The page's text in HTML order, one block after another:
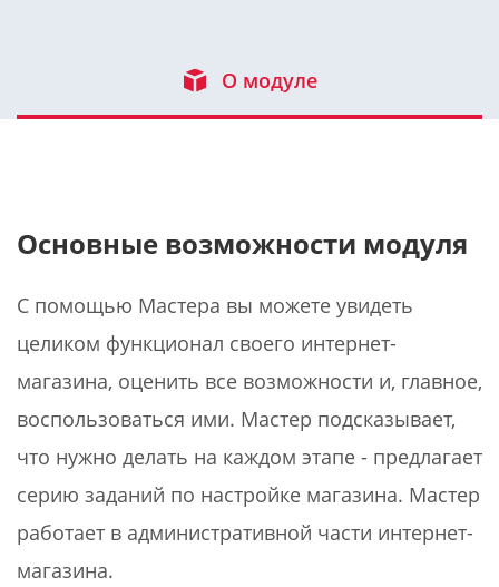
О модуле
Основные возможности модуля
С помощью Мастера вы можете увидеть
целиком функционал своего интернет-
магазина, оценить все возможности и, главное,
воспользоваться ими. Мастер подсказывает,
что нужно делать на каждом этапе - предлагает
серию заданий по настройке магазина. Мастер
работает в административной части интернет-
магазина.